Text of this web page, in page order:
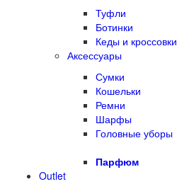
Туфли
Ботинки
Кеды и кроссовки
Аксессуары
Сумки
Кошельки
Ремни
Шарфы
Головные уборы
Парфюм
Outlet